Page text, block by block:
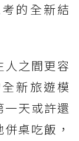
的全新結
之間更容
新旅遊模
天或許還
桌吃飯，